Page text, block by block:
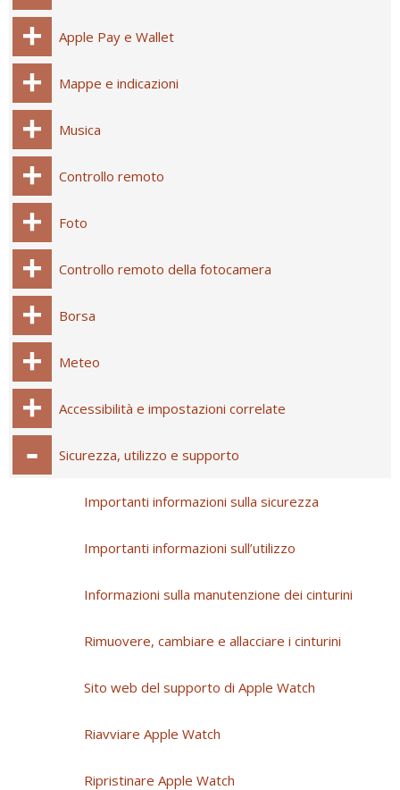
Apple Pay e Wallet
Mappe e indicazioni
Musica
Controllo remoto
Foto
Controllo remoto della fotocamera
Borsa
Meteo
Accessibilità e impostazioni correlate
Sicurezza, utilizzo e supporto
Importanti informazioni sulla sicurezza
Importanti informazioni sull’utilizzo
Informazioni sulla manutenzione dei cinturini
Rimuovere, cambiare e allacciare i cinturini
Sito web del supporto di Apple Watch
Riavviare Apple Watch
Ripristinare Apple Watch